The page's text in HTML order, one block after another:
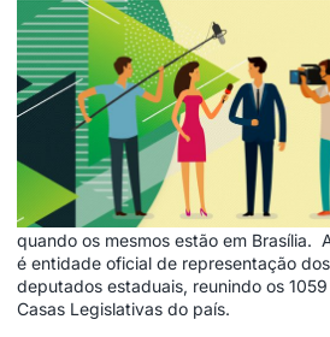
quando os mesmos estão em Brasília.
é entidade oficial de representação
deputados estaduais, reunindo os
Casas Legislativas do país.